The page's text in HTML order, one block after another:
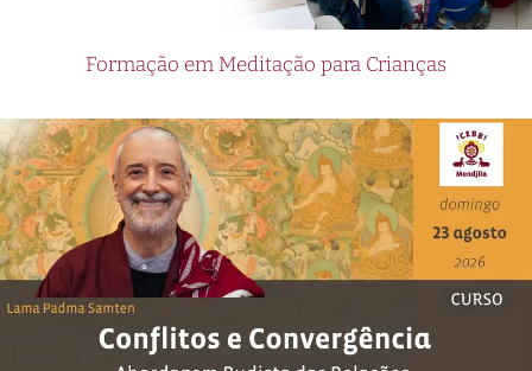
Formação em Meditação para Crianças